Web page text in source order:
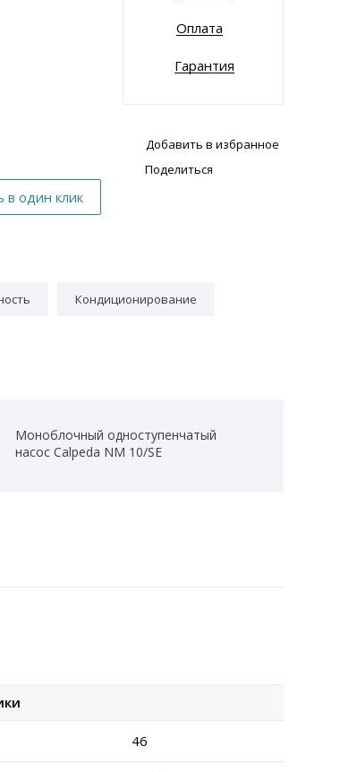
Оплата
Гарантия
Добавить в избранное
Поделиться
Кондиционирование
Моноблочный одноступенчатый
насос Calpeda NM 10/SE
46